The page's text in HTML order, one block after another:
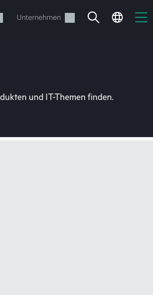
Unternehmen
und IT-Themen finden.